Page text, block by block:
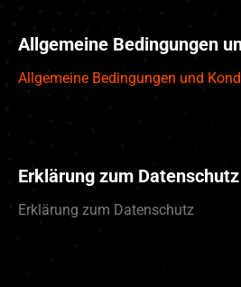
Allgemeine Bedingungen
Allgemeine Bedingungen und
Erklärung zum Datenschutz
Erklärung zum Datenschutz